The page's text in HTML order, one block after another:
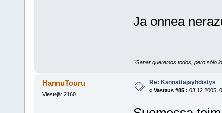
Ja onnea
"Ganar queremos todos, pero sólo
HannuTouru
Viestejä: 2160
Re: Kannattajayhdistys
« Vastaus #85 : 03.12.2005,